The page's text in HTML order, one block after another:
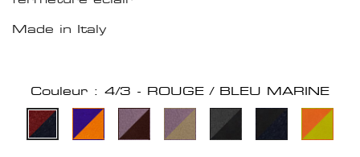
Made in Italy
Couleur : 4/3 - ROUGE / BLEU MARINE